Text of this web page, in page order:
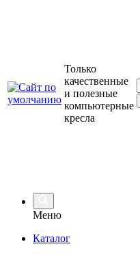
Только
качественные
и полезные
компьютерные
кресла
Меню
Каталог